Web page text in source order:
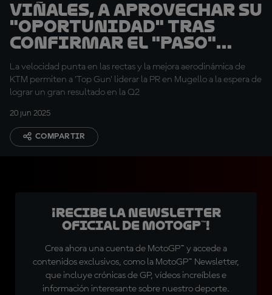
Viñales, a aprovechar su
"oportunidad" tras
confirmar el "paso"
adelante
La velocidad punta en las rectas y la mejora aerodinámica de
KTM permiten a 'Top Gun' liderar la PR en Mugello a la espera de
lograr un gran resultado en la Q2
20 jun 2025
COMPARTIR
¡Recibe la Newsletter
oficial de MotoGP™!
Crea ahora una cuenta de MotoGP™ y accede a
contenidos exclusivos, como la MotoGP™ Newsletter,
que incluye crónicas de GP, vídeos increíbles e
información interesante sobre nuestro deporte.